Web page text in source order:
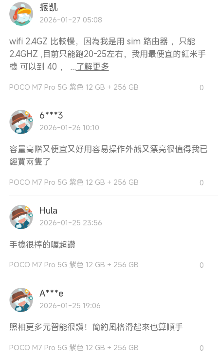
振凯
2026-01-27 05:08
wifi 2.4GZ 比較慢，因為我是用 sim 路由器 ，只能
2.4GHZ ,目前只能跑20-25左右，我用最便宜的紅米手
機 可以到 40 ， ...了解更多
POCO M7 Pro 5G 紫色 12 GB + 256 GB 0
6***3
2026-01-26 10:10
容量高階又便宜又好用容易操作外觀又漂亮很值得我已
經買兩隻了
POCO M7 Pro 5G 紫色 12 GB + 256 GB 0
Hula
2026-01-25 23:56
手機很棒的喔超讚
POCO M7 Pro 5G 紫色 12 GB + 256 GB 0
A***e
2026-01-25 19:06
照相更多元智能很讚！簡約風格滑起來也算順手
POCO M7 Pro 5G 紫色 12 GB + 256 GB 0